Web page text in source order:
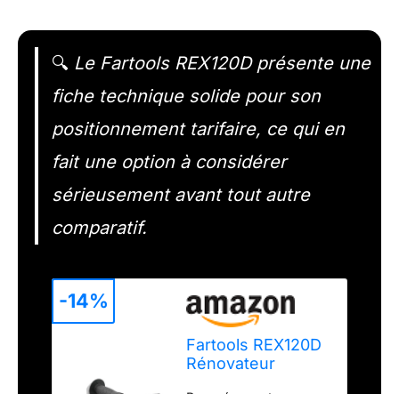
🔍 Le Fartools REX120D présente une
fiche technique solide pour son
positionnement tarifaire, ce qui en
fait une option à considérer
sérieusement avant tout autre
comparatif.
Fartools REX120D
Rénovateur
-14%